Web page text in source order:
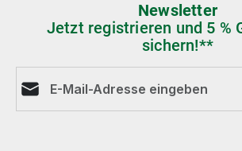
Newsletter
Jetzt registrieren und 5 %
sichern!**